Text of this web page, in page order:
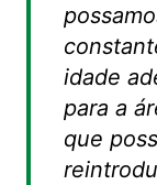
idade
para a
que